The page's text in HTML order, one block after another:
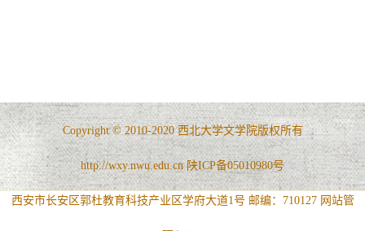
Copyright © 2010-2020 西北大学文学院版权所有
http://wxy.nwu.edu.cn 陕ICP备05010980号
西安市长安区郭杜教育科技产业区学府大道1号 邮编：710127 网站管